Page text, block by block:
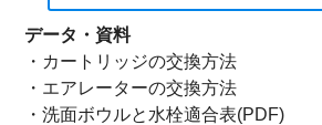
データ・資料
・ カートリッジの交換方法
・ エアレーターの交換方法
・洗面ボウルと水栓適合表(PDF)